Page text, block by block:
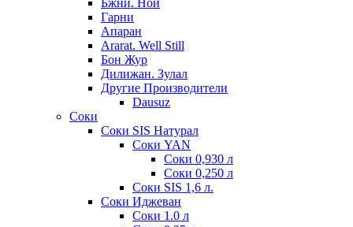
Бжни. Ной
Гарни
Апаран
Ararat. Well Still
Бон Жур
Дилижан. Зулал
Другие Производители
Dausuz
Соки
Соки SIS Натурал
Соки YAN
Соки 0,930 л
Соки 0,250 л
Соки SIS 1,6 л.
Соки Иджеван
Соки 1.0 л